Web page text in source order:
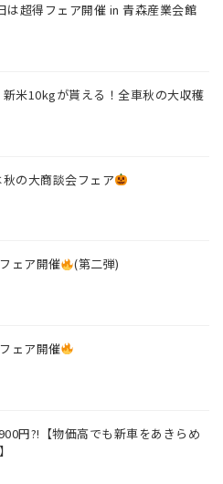
は超得フェア開催 in 青森産業会館
新米10kgが貰える！全車秋の大収穫
の大商談会フェア
ェア開催 (第二弾)
ェア開催
円?!【物価高でも新車をあきらめ